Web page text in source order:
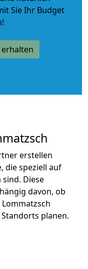
Sie Ihr Budget
erstellen
die speziell auf
Diese
davon, ob
planen.